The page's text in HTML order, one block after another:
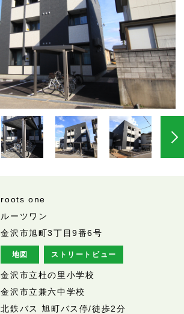
roots one
ルーツワン
金沢市旭町3丁目9番6号
地図 ストリートビュー
金沢市立杜の里小学校
金沢市立兼六中学校
北鉄バス 旭町バス停/徒歩2分